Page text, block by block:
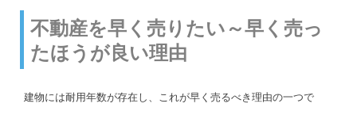
不動産を早く売りたい～早く売っ
たほうが良い理由
建物には耐用年数が存在し、これが早く売るべき理由の一つで